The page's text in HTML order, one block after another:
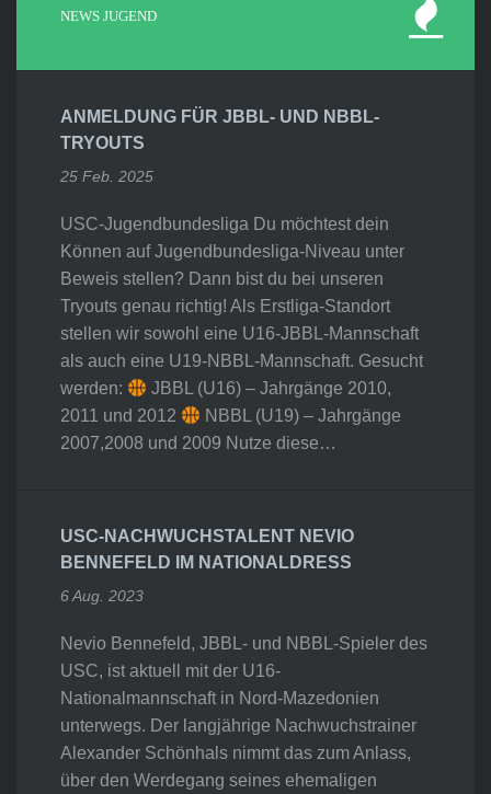
NEWS JUGEND
ANMELDUNG FÜR JBBL- UND NBBL-
TRYOUTS
25 Feb. 2025
USC-Jugendbundesliga Du möchtest dein
Können auf Jugendbundesliga-Niveau unter
Beweis stellen? Dann bist du bei unseren
Tryouts genau richtig! Als Erstliga-Standort
stellen wir sowohl eine U16-JBBL-Mannschaft
als auch eine U19-NBBL-Mannschaft. Gesucht
werden:
JBBL (U16) – Jahrgänge 2010,
2011 und 2012
NBBL (U19) – Jahrgänge
2007,2008 und 2009 Nutze diese…
USC-NACHWUCHSTALENT NEVIO
BENNEFELD IM NATIONALDRESS
6 Aug. 2023
Nevio Bennefeld, JBBL- und NBBL-Spieler des
USC, ist aktuell mit der U16-
Nationalmannschaft in Nord-Mazedonien
unterwegs. Der langjährige Nachwuchstrainer
Alexander Schönhals nimmt das zum Anlass,
über den Werdegang seines ehemaligen